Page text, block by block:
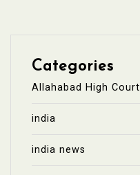
Categories
Allahabad High Court
india
india news